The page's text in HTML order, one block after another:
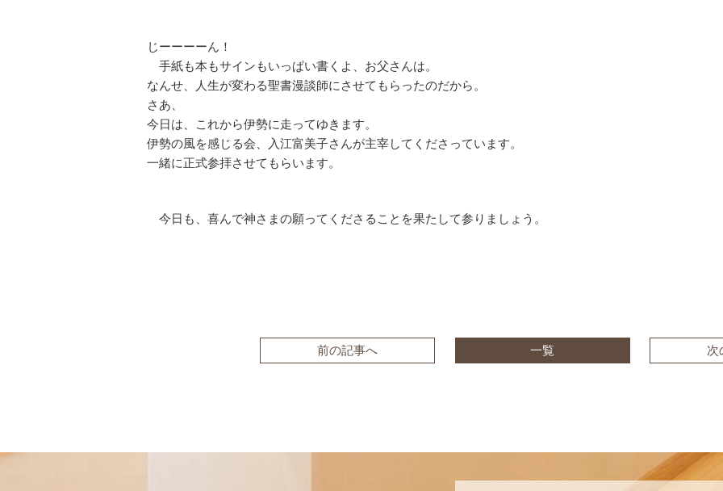
じーーーーん！
手紙も本もサインもいっぱい書くよ、お父さんは。
なんせ、人生が変わる聖書漫談師にさせてもらったのだから。
さあ、
今日は、これから伊勢に走ってゆきます。
伊勢の風を感じる会、入江富美子さんが主宰してくださっています。
一緒に正式参拝させてもらいます。
今日も、喜んで神さまの願ってくださることを果たして参りましょう。
前の記事へ 一覧 次